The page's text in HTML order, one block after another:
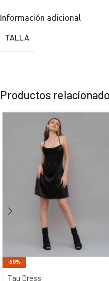
Información adicional
TALLA
Productos
-50%
Tau Dress